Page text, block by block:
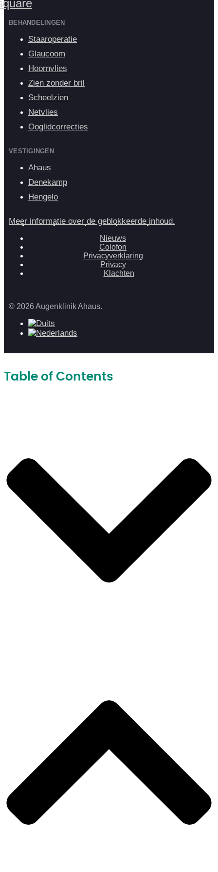
BEHANDELINGEN
Staaroperatie
Glaucoom
Hoornvlies
Zien zonder bril
Scheelzien
Netvlies
Ooglidcorrecties
VESTIGINGEN
Ahaus
Denekamp
Hengelo
Meer informatie over de geblokkeerde inhoud.
Nieuws
Colofon
Privacyverklaring
Privacy
Klachten
© 2026 Augenklinik Ahaus.
Table of Contents